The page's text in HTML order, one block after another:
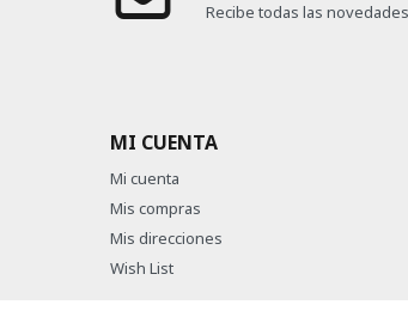
Recibe todas las
MI CUENTA
Mi cuenta
Mis compras
Mis direcciones
Wish List